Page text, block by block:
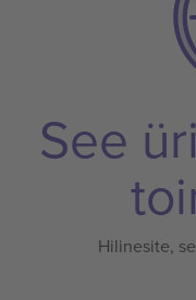
See
Hilinesite,